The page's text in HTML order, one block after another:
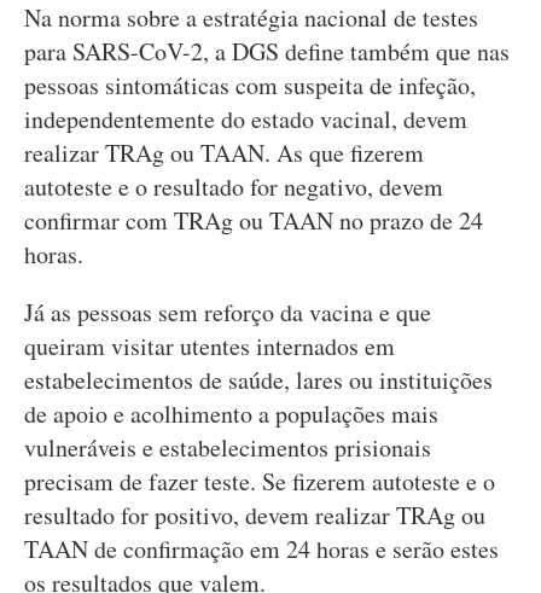
Na norma sobre a estratégia nacional de testes
para SARS-CoV-2, a DGS define também que nas
pessoas sintomáticas com suspeita de infeção,
independentemente do estado vacinal, devem
realizar TRAg ou TAAN. As que fizerem
autoteste e o resultado for negativo, devem
confirmar com TRAg ou TAAN no prazo de 24
horas.
Já as pessoas sem reforço da vacina e que
queiram visitar utentes internados em
estabelecimentos de saúde, lares ou instituições
de apoio e acolhimento a populações mais
vulneráveis e estabelecimentos prisionais
precisam de fazer teste. Se fizerem autoteste e o
resultado for positivo, devem realizar TRAg ou
TAAN de confirmação em 24 horas e serão estes
os resultados que valem.